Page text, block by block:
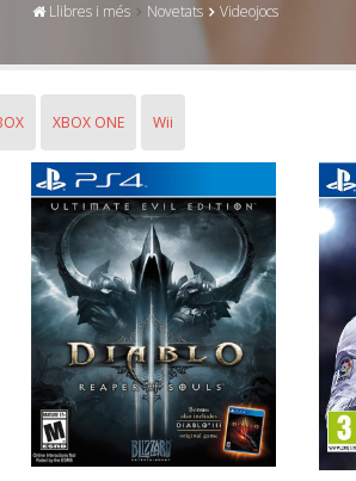
Llibres i més Novetats Videojocs
XBOX ONE Wii